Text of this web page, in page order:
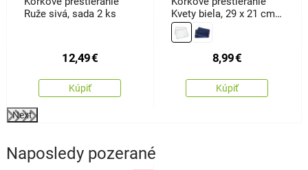
Ruže sivá, sada 2 ks
12,49€
Kúpiť
Kvety biela, 29 x 21 cm,
sada 2 ks
8,99€
Kúpiť
Next
Naposledy pozerané